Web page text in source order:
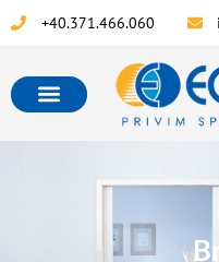
+40.371.466.060